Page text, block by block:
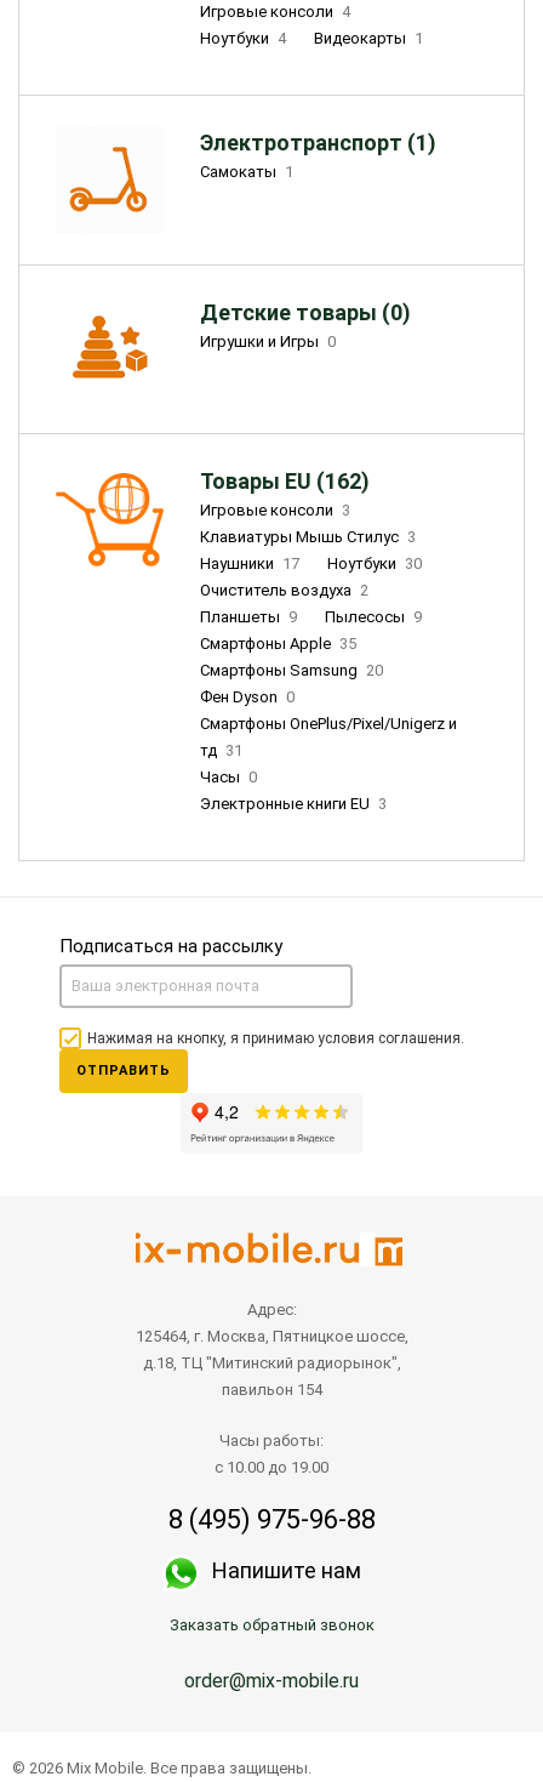
Игровые консоли 4
Ноутбуки 4 Видеокарты 1
Электротранспорт (1)
Самокаты 1
Детские товары (0)
Игрушки и Игры 0
Товары EU (162)
Игровые консоли 3
Клавиатуры Мышь Стилус 3
Наушники 17 Ноутбуки 30
Очиститель воздуха 2
Планшеты 9 Пылесосы 9
Смартфоны Apple 35
Смартфоны Samsung 20
Фен Dyson 0
Смартфоны OnePlus/Pixel/Unigerz и
тд 31
Часы 0
Электронные книги EU 3
Подписаться на рассылку
Нажимая на кнопку, я принимаю условия соглашения.
ОТПРАВИТЬ
Адрес:
125464, г. Москва, Пятницкое шоссе,
д.18, ТЦ "Митинский радиорынок",
павильон 154
Часы работы:
с 10.00 до 19.00
8 (495) 975-96-88
Напишите нам
Заказать обратный звонок
order@mix-mobile.ru
© 2026 Mix Mobile. Все права защищены.